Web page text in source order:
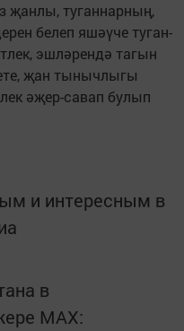
җанлы, туганнарның,
белеп яшәүче туган-
эшләрендә тагын
җан тынычлыгы
әҗер-савап булып
и интересным в
в
MАХ: